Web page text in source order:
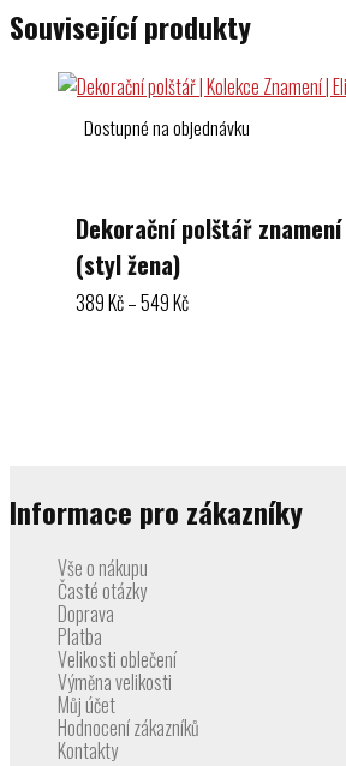
Související produkty
Dostupné na objednávku
Dekorační polštář znamení
(styl žena)
389Kč–549KčRozpětí
Informace pro zákazníky
Vše o nákupu
Časté otázky
Doprava
Platba
Velikosti oblečení
Výměna velikosti
Můj účet
Hodnocení zákazníků
Kontakty